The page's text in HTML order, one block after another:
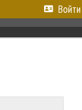
Войти